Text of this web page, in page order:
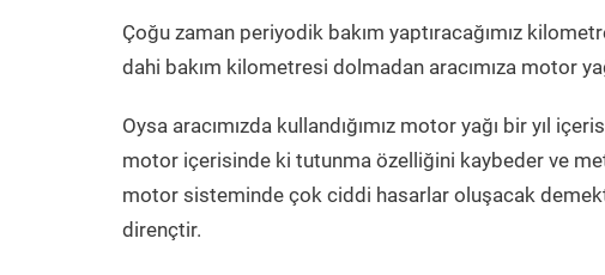
Çoğu zaman periyodik bakım yaptıracağımız
dahi bakım kilometresi dolmadan aracımıza motor
Oysa aracımızda kullandığımız motor yağı bir yıl
motor içerisinde ki tutunma özelliğini kaybeder ve
motor sisteminde çok ciddi hasarlar oluşacak
dirençtir.